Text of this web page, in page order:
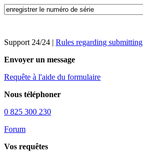
Support 24/24 | Rules regarding submitting
Envoyer un message
Requête à l'aide du formulaire
Nous téléphoner
0 825 300 230
Forum
Vos requêtes